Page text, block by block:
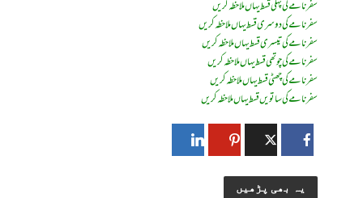
سفرنامے کی پہلی قسط یہاں ملاحظہ کریں
سفرنامے کی دوسری قسط یہاں ملاحظہ کریں
سفرنامے کی تیسری قسط یہاں ملاحظہ کریں
سفرنامے کی چوتھی قسط یہاں ملاحظہ کریں
سفرنامے کی چھٹی قسط یہاں ملاحظہ کریں
سفرنامے کی ساتویں قسط یہاں ملاحظہ کریں
یہ بھی پڑھیں